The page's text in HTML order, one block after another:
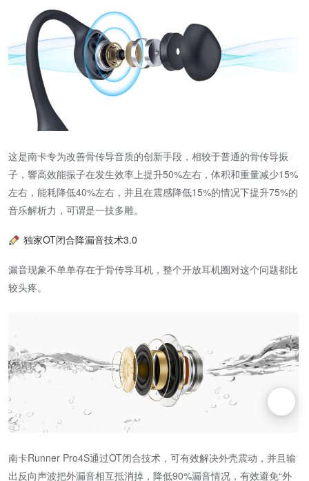
这是南卡专为改善骨传导音质的创新手段，相较于普通的骨传导振
子，響高效能振子在发生效率上提升50%左右，体积和重量减少15%
左右，能耗降低40%左右，并且在震感降低15%的情况下提升75%的
音乐解析力，可谓是一技多雕。
独家OT闭合降漏音技术3.0
漏音现象不单单存在于骨传导耳机，整个开放耳机圈对这个问题都比
较头疼。
南卡Runner Pro4S通过OT闭合技术，可有效解决外壳震动，并且输
出反向声波把外漏音相互抵消掉，降低90%漏音情况，有效避免“外